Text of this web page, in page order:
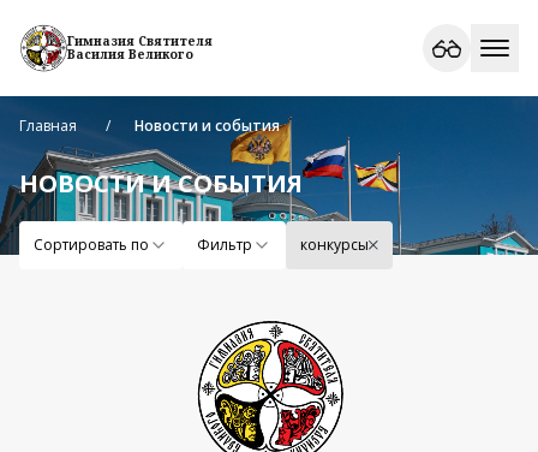
Гимназия Святителя
Василия Великого
Главная Новости и события
НОВОСТИ И СОБЫТИЯ
Сортировать по Фильтр конкурсы